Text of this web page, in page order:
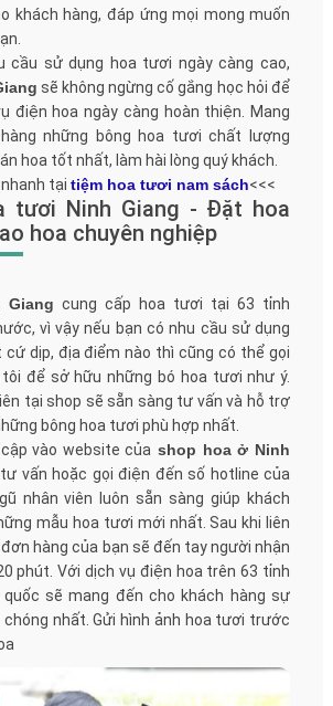
khách hàng, đáp ứng mọi mong muốn
cầu sử dụng hoa tươi ngày càng cao,
sẽ không ngừng cố gắng học hỏi để
điện hoa ngày càng hoàn thiện. Mang
những bông hoa tươi chất lượng
hoa tốt nhất, làm hài lòng quý khách.
tại tiệm hoa tươi nam sách<<<
tươi Ninh Giang - Đặt hoa
hoa chuyên nghiệp
Giang cung cấp hoa tươi tại 63 tỉnh
vì vậy nếu bạn có nhu cầu sử dụng
dịp, địa điểm nào thì cũng có thể gọi
để sở hữu những bó hoa tươi như ý.
tại shop sẽ sẵn sàng tư vấn và hỗ trợ
bông hoa tươi phù hợp nhất.
vào website của shop hoa ở Ninh
vấn hoặc gọi điện đến số hotline của
nhân viên luôn sẵn sàng giúp khách
mẫu hoa tươi mới nhất. Sau khi liên
hàng của bạn sẽ đến tay người nhận
phút. Với dịch vụ điện hoa trên 63 tỉnh
sẽ mang đến cho khách hàng sự
nhất. Gửi hình ảnh hoa tươi trước